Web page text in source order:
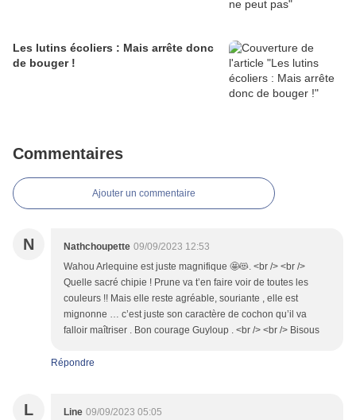
Les lutins écoliers : Mais arrête donc
de bouger !
Commentaires
Ajouter un commentaire
N Nathchoupette 09/09/2023 12:53
Wahou Arlequine est juste magnifique 🤩😻. <br /> <br />
Quelle sacré chipie ! Prune va t’en faire voir de toutes les
couleurs !! Mais elle reste agréable, souriante , elle est
mignonne … c’est juste son caractère de cochon qu’il va
falloir maîtriser . Bon courage Guyloup . <br /> <br /> Bisous
Répondre
L Line 09/09/2023 05:05